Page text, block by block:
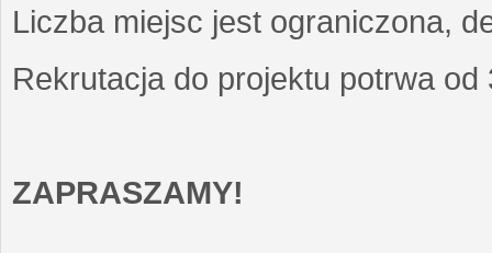
Liczba miejsc jest ograniczona,
Rekrutacja do projektu potrwa
ZAPRASZAMY!